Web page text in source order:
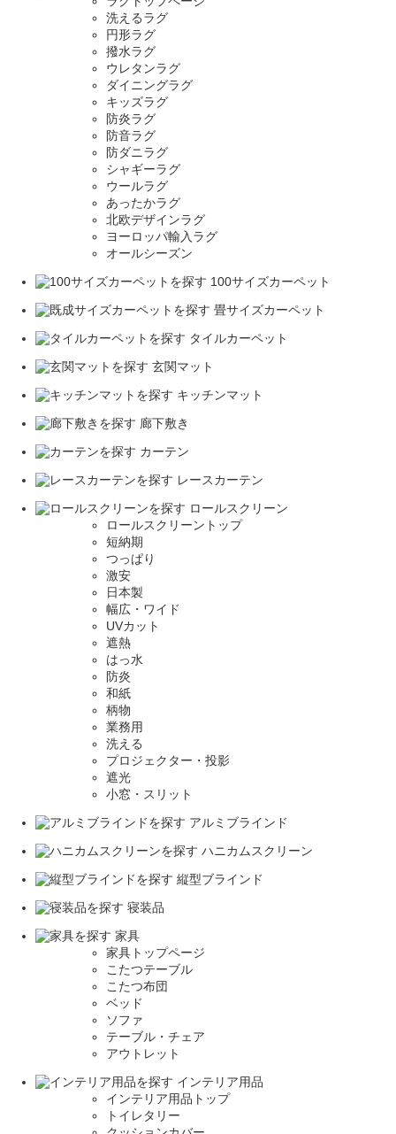
洗えるラグ
円形ラグ
撥水ラグ
ウレタンラグ
ダイニングラグ
キッズラグ
防炎ラグ
防音ラグ
防ダニラグ
シャギーラグ
ウールラグ
あったかラグ
北欧デザインラグ
ヨーロッパ輸入ラグ
オールシーズン
100サイズカーペット
畳サイズカーペット
タイルカーペット
玄関マット
キッチンマット
廊下敷き
カーテン
レースカーテン
ロールスクリーン
ロールスクリーントップ
短納期
つっぱり
激安
日本製
幅広・ワイド
UVカット
遮熱
はっ水
防炎
和紙
柄物
業務用
洗える
プロジェクター・投影
遮光
小窓・スリット
アルミブラインド
ハニカムスクリーン
縦型ブラインド
寝装品
家具
家具トップページ
こたつテーブル
こたつ布団
ベッド
ソファ
テーブル・チェア
アウトレット
インテリア用品
インテリア用品トップ
トイレタリー